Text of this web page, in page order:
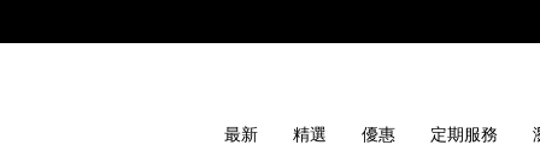
最新 精選 優惠 定期服務